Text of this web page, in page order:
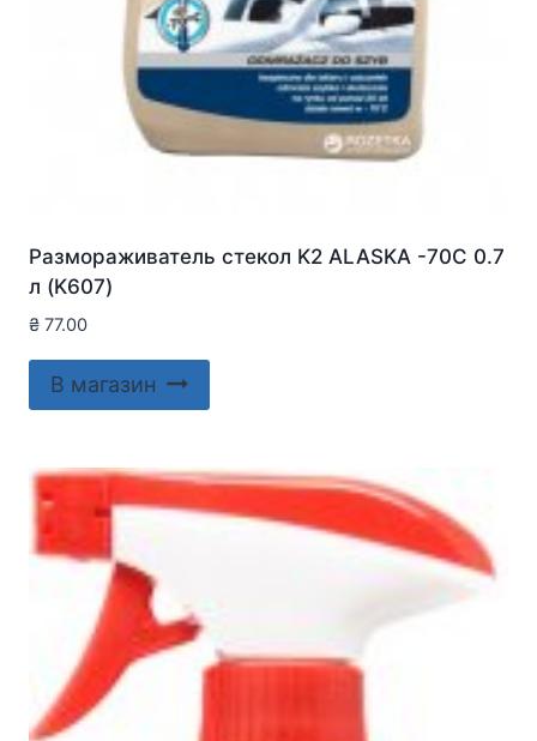
Размораживатель стекол K2 ALASKA -70C 0.7
л (K607)
₴ 77.00
В магазин